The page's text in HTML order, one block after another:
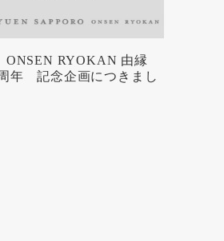
ONSEN RYOKAN 由縁
年 記念企画につきまし